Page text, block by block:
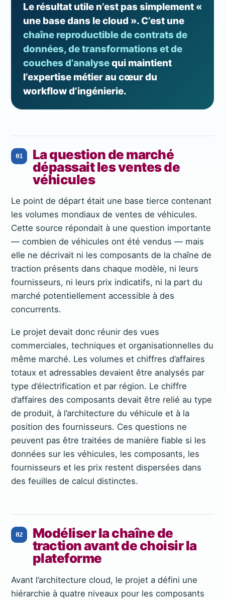
Le résultat utile n’est pas simplement «
une base dans le cloud ». C’est une
chaîne reproductible de contrats de
données, de transformations et de
couches d’analysequi maintient
l’expertise métier au cœur du
workflow d’ingénierie.
01
La question de marché
dépassait les ventes de
véhicules
Le point de départ était une base tierce contenant
les volumes mondiaux de ventes de véhicules.
Cette source répondait à une question importante
— combien de véhicules ont été vendus — mais
elle ne décrivait ni les composants de la chaîne de
traction présents dans chaque modèle, ni leurs
fournisseurs, ni leurs prix indicatifs, ni la part du
marché potentiellement accessible à des
concurrents.
Le projet devait donc réunir des vues
commerciales, techniques et organisationnelles du
même marché. Les volumes et chiffres d’affaires
totaux et adressables devaient être analysés par
type d’électrification et par région. Le chiffre
d’affaires des composants devait être relié au type
de produit, à l’architecture du véhicule et à la
position des fournisseurs. Ces questions ne
peuvent pas être traitées de manière fiable si les
données sur les véhicules, les composants, les
fournisseurs et les prix restent dispersées dans
des feuilles de calcul distinctes.
02
Modéliser la chaîne de
traction avant de choisir la
plateforme
Avant l’architecture cloud, le projet a défini une
hiérarchie à quatre niveaux pour les composants